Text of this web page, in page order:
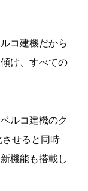
コ建機だから
け、すべての
ルコ建機のク
せると同時
機能も搭載し